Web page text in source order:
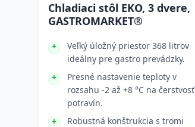
Chladiaci stôl EKO, 3 dvere,
GASTROMARKET®
Veľký úložný priestor 368 litrov
ideálny pre gastro prevádzky.
Presné nastavenie teploty v
rozsahu -2 až +8 °C na čerstvosť
potravín.
Robustná konštrukcia s tromi